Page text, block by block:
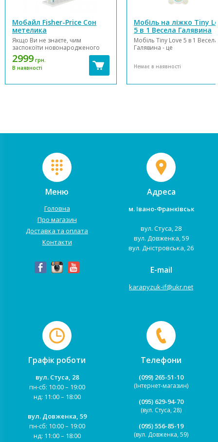
Мобайл Fisher-Price Сон
метелика
Якщо Ви не знаєте, чим
заспокоїти новонародженого
перед сном, або просто хочете
зробити цікавий і корисний
подарунок малюкові, то мобайл
Fisher-Price - це відмінний вибір.
Іграшка являє собою пристрій,
2999 грн.
В наявності
Мобіль на ліжко Tiny
5 в 1 Весела Галявина
Мобіль Tiny Love 5 в 1 Весела
Галявина - це
бумбокс. 18 мелодій в 6
безперервного музичного
Немає в наявності
Меню
Головна
Про магазин
Доставка та оплата
Контакти
Адреса
м. Івано-Франківськ
вул. Стуса, 28
вул. Довженка, 59
вул. Дністровська, 26
E-mail
karapyzuk-if@ukr.net
Графік роботи
вул. Стуса, 28
пн-сб: 10:00 – 19:00
нд: 11:00 – 18:00
вул. Довженка, 59
пн-сб: 10:00 – 19:00
нд: 11:00 – 18:00
Телефони
(099) 265-51-10
(Інтернет-магазин)
(095) 629-94-70
(вул. Стуса, 28)
(095) 556-85-19
(вул. Довженка, 59)